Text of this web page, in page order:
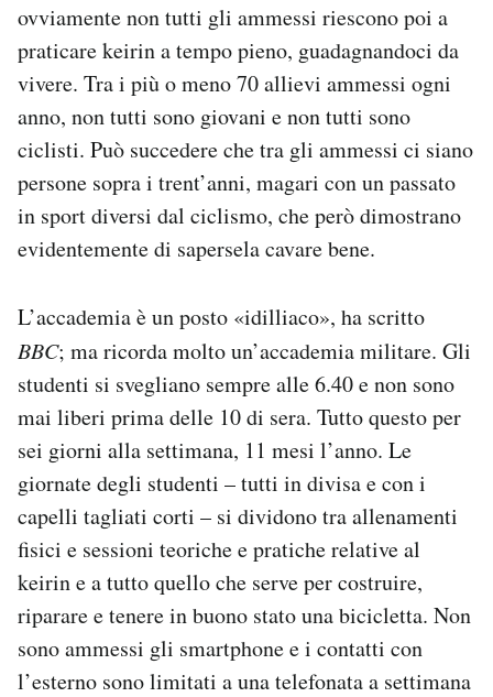
ovviamente non tutti gli ammessi riescono poi a
praticare keirin a tempo pieno, guadagnandoci da
vivere. Tra i più o meno 70 allievi ammessi ogni
anno, non tutti sono giovani e non tutti sono
ciclisti. Può succedere che tra gli ammessi ci siano
persone sopra i trent’anni, magari con un passato
in sport diversi dal ciclismo, che però dimostrano
evidentemente di sapersela cavare bene.
L’accademia è un posto «idilliaco», ha scritto
BBC; ma ricorda molto un’accademia militare. Gli
studenti si svegliano sempre alle 6.40 e non sono
mai liberi prima delle 10 di sera. Tutto questo per
sei giorni alla settimana, 11 mesi l’anno. Le
giornate degli studenti – tutti in divisa e con i
capelli tagliati corti – si dividono tra allenamenti
fisici e sessioni teoriche e pratiche relative al
keirin e a tutto quello che serve per costruire,
riparare e tenere in buono stato una bicicletta. Non
sono ammessi gli smartphone e i contatti con
l’esterno sono limitati a una telefonata a settimana